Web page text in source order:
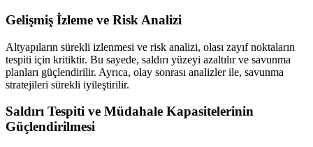
Gelişmiş İzleme ve Risk Analizi
Altyapıların sürekli izlenmesi ve risk analizi, olası zayıf noktaların
tespiti için kritiktir. Bu sayede, saldırı yüzeyi azaltılır ve savunma
planları güçlendirilir. Ayrıca, olay sonrası analizler ile, savunma
stratejileri sürekli iyileştirilir.
Saldırı Tespiti ve Müdahale Kapasitelerinin
Güçlendirilmesi